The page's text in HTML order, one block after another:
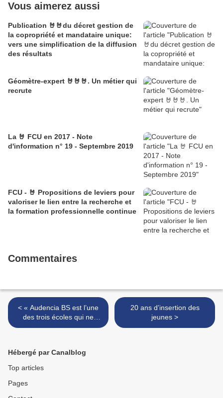
Vous aimerez aussi
Publication 🤘🤘du décret gestion de
la copropriété et mandataire unique:
vers une simplification de la diffusion
des résultats
Géomètre-expert 🤘🤘🤘. Un métier qui
recrute
La 🤘 FCU en 2017 - Note
d'information n° 19 - Septembre 2019
FCU - 🤘 Propositions de leviers pour
valoriser le lien entre la recherche et
la formation professionnelle continue
Commentaires
< « Audencia BS est l’une
des trois écoles qui ne
reçoivent que des élèves de
20 ans d’insertion des
jeunes >
Hébergé par Canalblog
Top articles
Pages